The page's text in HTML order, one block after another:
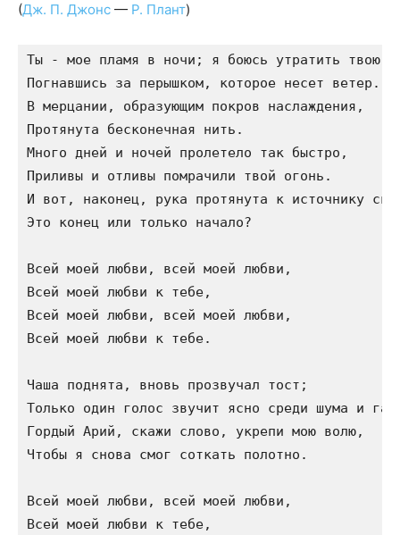
(Дж. П. Джонс — Р. Плант)
Ты - мое пламя в ночи; я боюсь утратить твою
Погнавшись за перышком, которое несет ветер.
В мерцании, образующим покров наслаждения,
Протянута бесконечная нить.
Много дней и ночей пролетело так быстро,
Приливы и отливы помрачили твой огонь.
И вот, наконец, рука протянута к источнику
Это конец или только начало?
Всей моей любви, всей моей любви,
Всей моей любви к тебе,
Всей моей любви, всей моей любви,
Всей моей любви к тебе.
Чаша поднята, вновь прозвучал тост;
Только один голос звучит ясно среди шума и
Гордый Арий, скажи слово, укрепи мою волю,
Чтобы я снова смог соткать полотно.
Всей моей любви, всей моей любви,
Всей моей любви к тебе,